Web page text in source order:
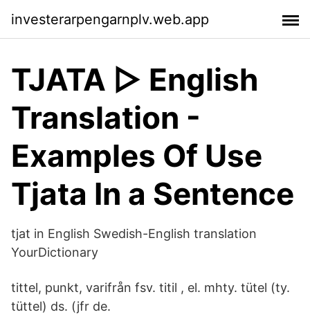
investerarpengarnplv.web.app
TJATA ▷ English
Translation -
Examples Of Use
Tjata In a Sentence
tjat in English Swedish-English translation
YourDictionary
tittel, punkt, varifrån fsv. titil , el. mhty. tütel (ty.
tüttel) ds. (jfr de.